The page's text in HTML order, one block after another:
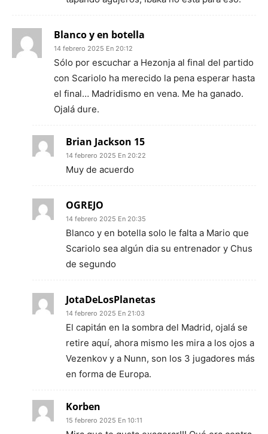
Blanco y en botella
14 febrero 2025 En 20:12
Sólo por escuchar a Hezonja al final del partido
con Scariolo ha merecido la pena esperar hasta
el final… Madridismo en vena. Me ha ganado.
Ojalá dure.
Brian Jackson 15
14 febrero 2025 En 20:22
Muy de acuerdo
OGREJO
14 febrero 2025 En 20:35
Blanco y en botella solo le falta a Mario que
Scariolo sea algún dia su entrenador y Chus
de segundo
JotaDeLosPlanetas
14 febrero 2025 En 21:03
El capitán en la sombra del Madrid, ojalá se
retire aquí, ahora mismo les mira a los ojos a
Vezenkov y a Nunn, son los 3 jugadores más
en forma de Europa.
Korben
15 febrero 2025 En 10:11